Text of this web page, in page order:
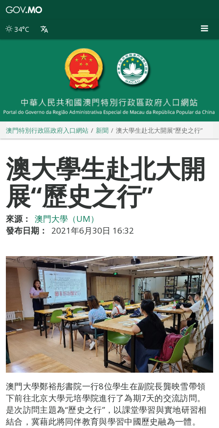
別
34°C
澳門特別行政區政府入口網站 新聞 澳大學生赴北大開展“歷史之行”
澳大學生赴北大開
展“歷史之行”
來源：
澳門大學（UM）
發布日期：
2021年6月30日 16:32
澳門大學鄭裕彤書院一行8位學生在副院長龔映雪帶領
下前往北京大學元培學院進行了為期7天的交流訪問。
是次訪問主題為“歷史之行”，以課堂學習與實地研習相
結合，冀藉此將同伴教育與學習中國歷史融為一體。